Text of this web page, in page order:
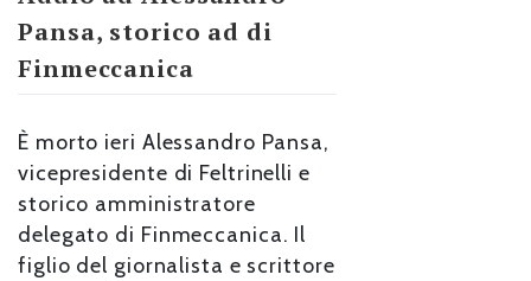
Pansa, storico ad di
Finmeccanica
È morto ieri Alessandro Pansa,
vicepresidente di Feltrinelli e
storico amministratore
delegato di Finmeccanica. Il
figlio del giornalista e scrittore